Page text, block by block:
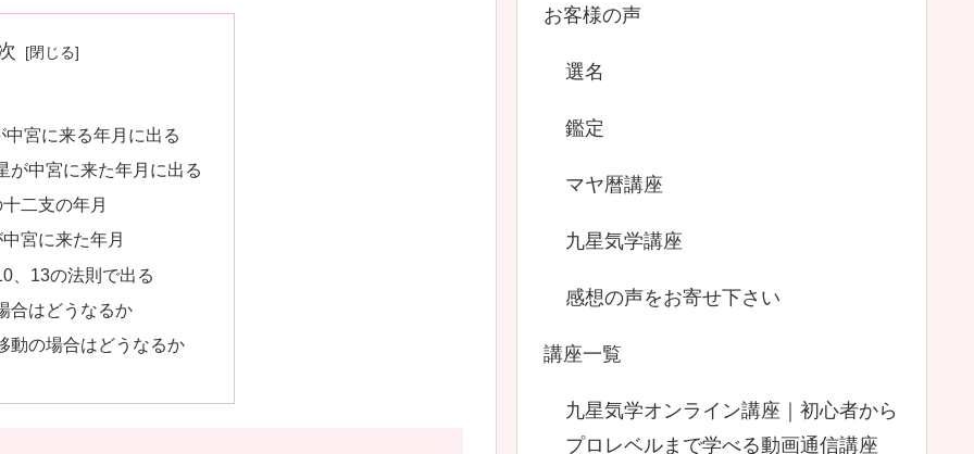
宮に来る年月に出る
中宮に来た年月に出る
二支の年月
宮に来た年月
13の法則で出る
合はどうなるか
動の場合はどうなるか
お客様の声
選名
鑑定
マヤ暦講座
九星気学講座
感想の声をお寄せ下さい
講座一覧
九星気学オンライン講座｜初心者から
プロレベルまで学べる動画通信講座